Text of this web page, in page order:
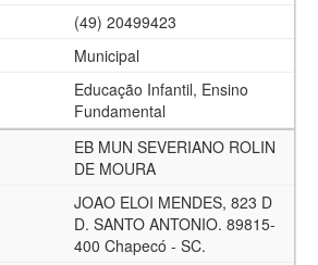
(49) 20499423
Municipal
Educação Infantil, Ensino
Fundamental
EB MUN SEVERIANO ROLIN
DE MOURA
JOAO ELOI MENDES, 823 D
D. SANTO ANTONIO. 89815-
400 Chapecó - SC.